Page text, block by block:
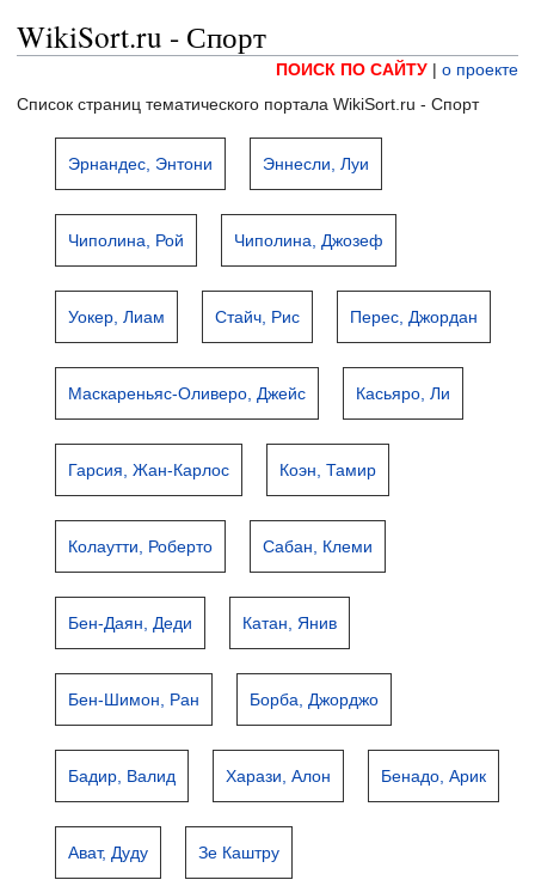
WikiSort.ru - Спорт
ПОИСК ПО САЙТУ | о проекте
Список страниц тематического портала WikiSort.ru - Спорт
Эрнандес, Энтони Эннесли, Луи
Чиполина, Рой Чиполина, Джозеф
Уокер, Лиам Стайч, Рис Перес, Джордан
Маскареньяс-Оливеро, Джейс Касьяро, Ли
Гарсия, Жан-Карлос Коэн, Тамир
Колаутти, Роберто Сабан, Клеми
Бен-Даян, Деди Катан, Янив
Бен-Шимон, Ран Борба, Джорджо
Бадир, Валид Харази, Алон Бенадо, Арик
Ават, Дуду Зе Каштру